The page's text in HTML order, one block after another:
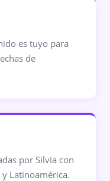
es tuyo para
de
por Silvia con
Latinoamérica.